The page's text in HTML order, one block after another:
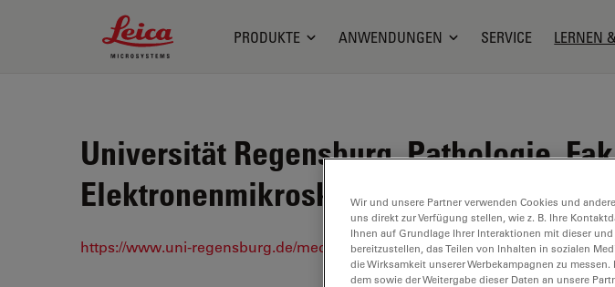
Leica Microsystems Logo
PRODUKTE ANWENDUNGEN SERVICE LERNEN
Universität Regensburg, Pathologie,
Elektronenmikroskopie, Deutschland
https://www.uni-regensburg.de/medizin/fakultaet/fakultaet-fuer-medizin/
Wir und unsere Partner verwenden Cookies und
uns direkt zur Verfügung stellen, wie z. B. Ihre
Ihnen auf Grundlage Ihrer Interaktionen mit dieser
bereitzustellen, das Teilen von Inhalten in sozialen
die Wirksamkeit unserer Werbekampagnen zu
dem sowie der Weitergabe dieser Daten an unsere